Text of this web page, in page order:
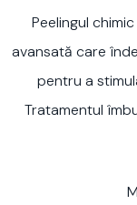
Peelingul
avansată care
pentru a
Tratamentul